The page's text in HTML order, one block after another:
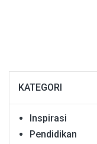
KATEGORI
Inspirasi
Pendidikan